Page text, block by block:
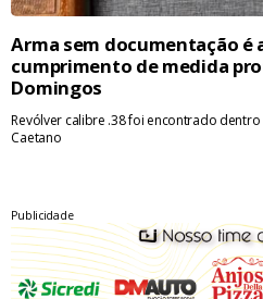
Arma sem documentação
cumprimento de medida
Domingos
Revólver calibre .38 foi encontrado dentro
Caetano
Publicidade